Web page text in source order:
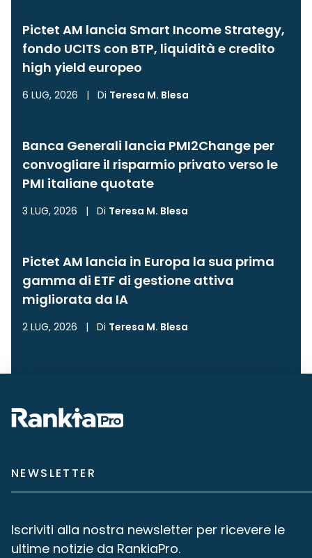
Pictet AM lancia Smart Income Strategy,
fondo UCITS con BTP, liquidità e credito
high yield europeo
6 LUG, 2026 | Di Teresa M. Blesa
Banca Generali lancia PMI2Change per
convogliare il risparmio privato verso le
PMI italiane quotate
3 LUG, 2026 | Di Teresa M. Blesa
Pictet AM lancia in Europa la sua prima
gamma di ETF di gestione attiva
migliorata da IA
2 LUG, 2026 | Di Teresa M. Blesa
NEWSLETTER
Iscriviti alla nostra newsletter per ricevere le
ultime notizie da RankiaPro.